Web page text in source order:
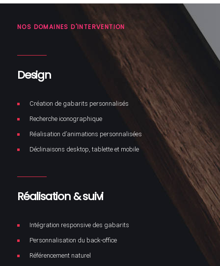
NOS DOMAINES D'INTERVENTION
Design
Création de gabarits personnalisés
Recherche iconographique
Réalisation d’animations personnalisées
Déclinaisons desktop, tablette et mobile
Réalisation & suivi
Intégration responsive des gabarits
Personnalisation du back-office
Référencement naturel